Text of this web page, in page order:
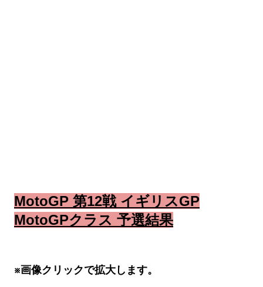
MotoGP 第12戦 イギリスGP
MotoGPクラス 予選結果
※画像クリックで拡大します。